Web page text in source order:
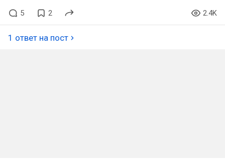
5 2 2.4K
1 ответ на пост